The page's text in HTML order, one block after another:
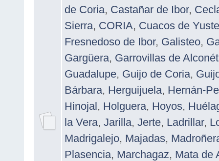
de Coria, Castañar de Ibor,
Sierra, CORIA, Cuacos de Yuste
Fresnedoso de Ibor, Galisteo,
Gargüera, Garrovillas de
Guadalupe, Guijo de Coria,
Bárbara, Herguijuela, Hernán-
Hinojal, Holguera, Hoyos,
la Vera, Jarilla, Jerte, Ladrillar,
Madrigalejo, Majadas,
Plasencia, Marchagaz, Mata de